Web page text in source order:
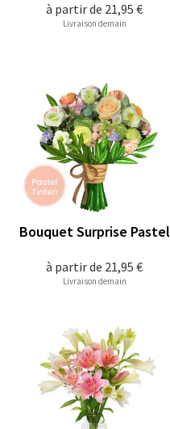
à partir de 21,95 €
Livraison demain
à partir de 21,95 €
Bouquet Surprise Pastel
Livraison demain